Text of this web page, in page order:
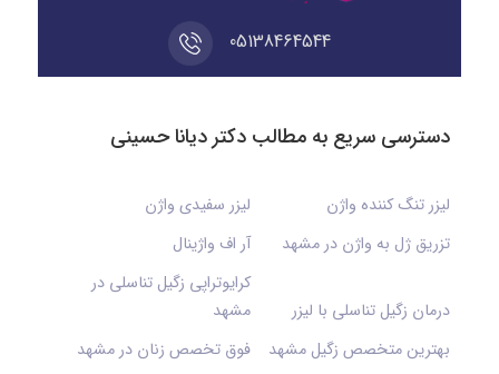
05138464544
دسترسی سریع به مطالب دکتر دیانا حسینی
لیزر تنگ کننده واژن
لیزر سفیدی واژن
تزریق ژل به واژن در مشهد
آر اف واژینال
درمان زگیل تناسلی با لیزر
کرایوتراپی زگیل تناسلی در
مشهد
بهترین متخصص زگیل مشهد
فوق تخصص زنان در مشهد